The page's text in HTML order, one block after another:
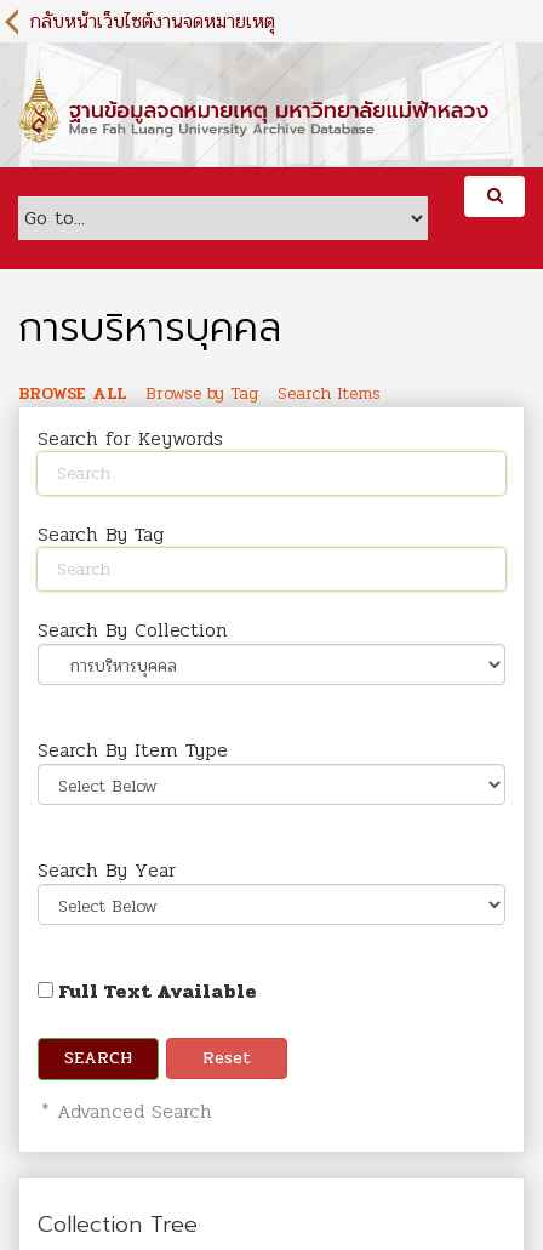
S
k
m
c
กลับหน้าเว็บไซต์งานจดหมายเหตุ
การบริหารบุคคล
BROWSE ALL Browse by Tag Search Items
Search for Keywords
Search By Tag
Search By Collection
Search By Item Type
Search By Year
Full Text Available
SEARCH Reset
* Advanced Search
Collection Tree